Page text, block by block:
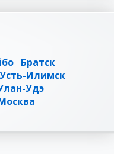
Братск
Усть-Илимск
Удэ